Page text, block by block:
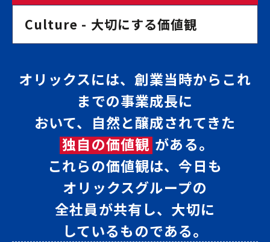
Culture - 大切にする価値観
オリックスには、創業当時からこれ
までの事業成長に
おいて、 自然と醸成されてきた
独自の価値観 がある。
これらの価値観は、今日も
オリックスグループの
全社員が共有し、 大切に
しているものである。